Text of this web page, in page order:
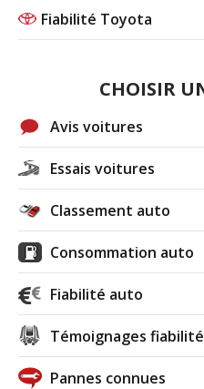
Fiabilité Toyota
CHOISIR
Avis voitures
Essais voitures
Classement auto
Consommation auto
Fiabilité auto
Témoignages fiabilité
Pannes connues